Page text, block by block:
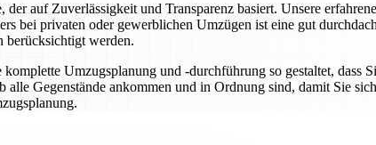
auf Zuverlässigkeit und Transparenz basiert. Unsere
bei privaten oder gewerblichen Umzügen ist eine gut
berücksichtigt werden.
Umzugsplanung und -durchführung so gestaltet, dass
Gegenstände ankommen und in Ordnung sind, damit Sie